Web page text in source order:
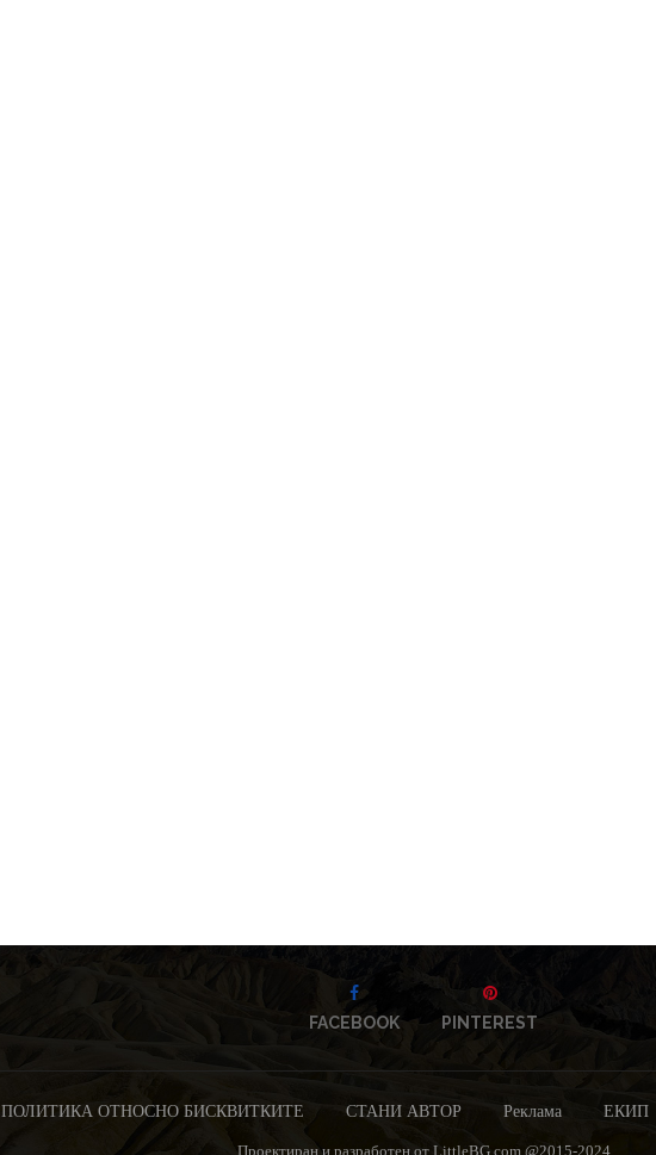
FACEBOOK PINTEREST
ПОЛИТИКА ОТНОСНО БИСКВИТКИТЕ СТАНИ АВТОР Реклама ЕКИП
Проектиран и разработен от LittleBG.com @2015-2024